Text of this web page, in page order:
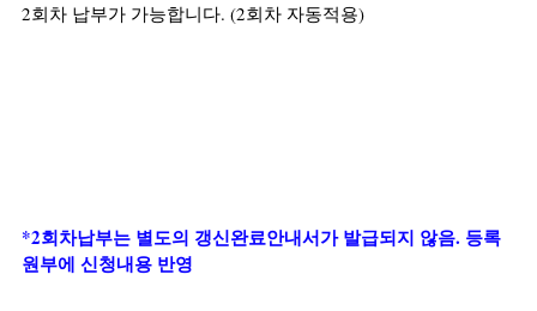
2회차 납부가 가능합니다. (2회차 자동적용)
*2회차납부는 별도의 갱신완료안내서가 발급되지 않음. 등록
원부에 신청내용 반영